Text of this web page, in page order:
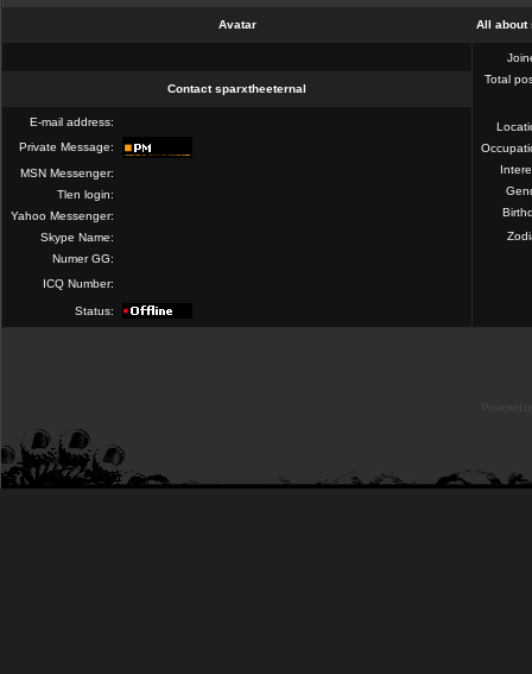
Avatar All about
Total
Contact sparxtheeternal
E-mail address:
Private Message:
MSN Messenger:
Tlen login:
Yahoo Messenger:
Skype Name:
Numer GG:
ICQ Number:
Status: